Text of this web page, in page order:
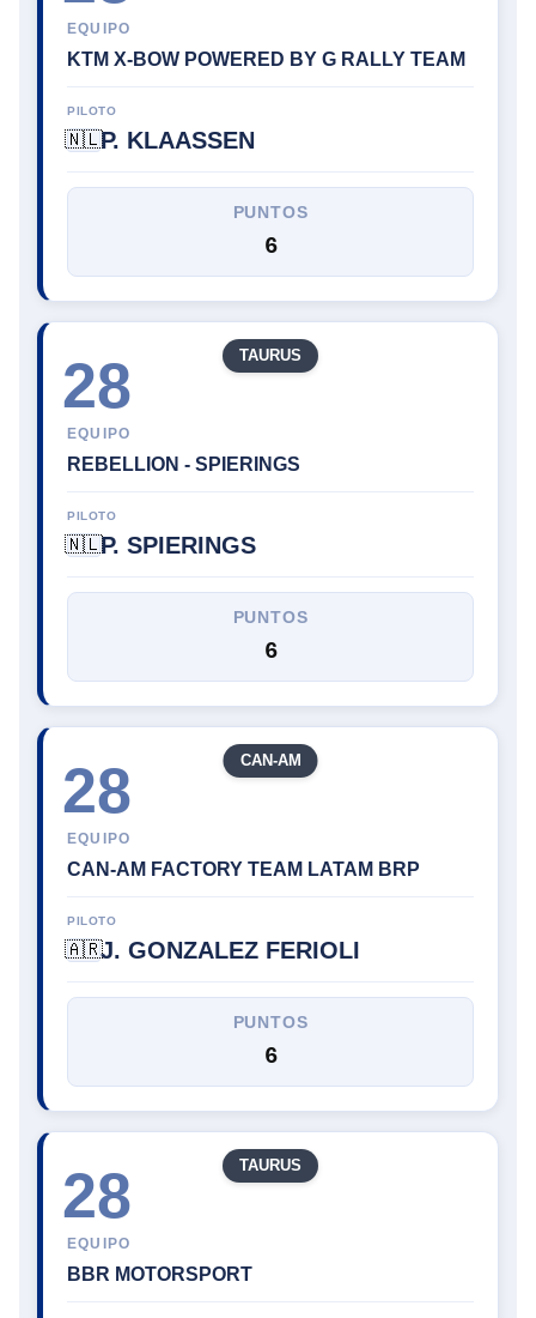
EQUIPO
KTM X-BOW POWERED BY G RALLY TEAM
PILOTO
🇳🇱P. KLAASSEN
PUNTOS
6
28
EQUIPO
REBELLION - SPIERINGS
TAURUS
PILOTO
🇳🇱P. SPIERINGS
PUNTOS
6
28
EQUIPO
CAN-AM FACTORY TEAM LATAM BRP
CAN-AM
PILOTO
🇦🇷J. GONZALEZ FERIOLI
PUNTOS
6
28
EQUIPO
BBR MOTORSPORT
TAURUS